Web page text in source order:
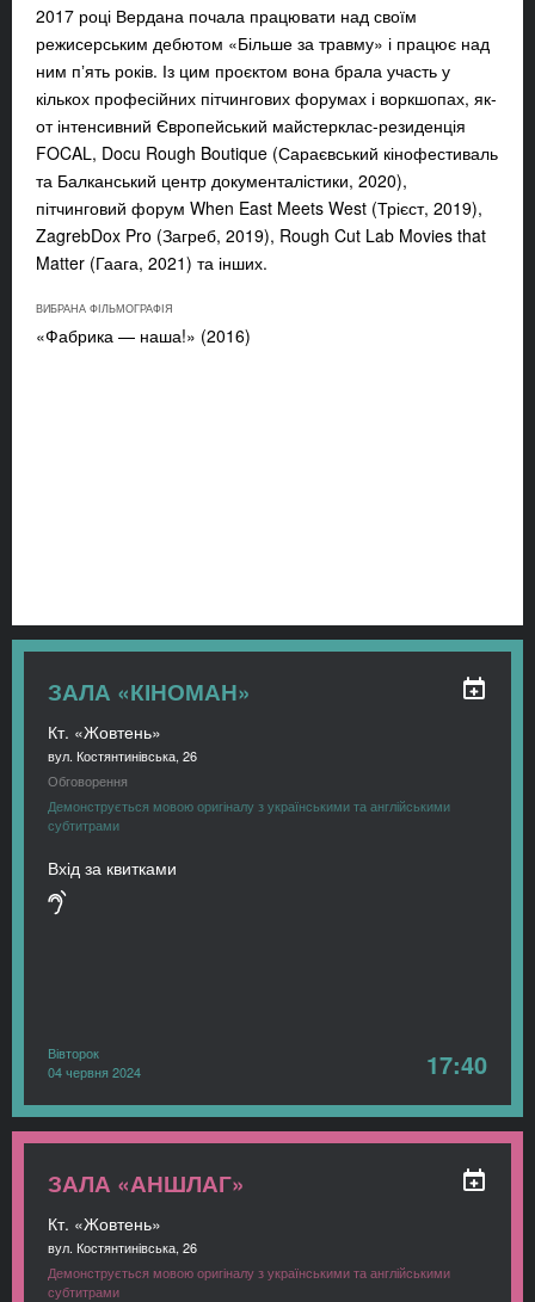
2017 році Вердана почала працювати над своїм
режисерським дебютом «Більше за травму» і працює над
ним пʼять років. Із цим проєктом вона брала участь у
кількох професійних пітчингових форумах і воркшопах, як-
от інтенсивний Європейський майстерклас-резиденція
FOCAL, Docu Rough Boutique (Сараєвський кінофестиваль
та Балканський центр документалістики, 2020),
пітчинговий форум When East Meets West (Трієст, 2019),
ZagrebDox Pro (Загреб, 2019), Rough Cut Lab Movies that
Matter (Гаага, 2021) та інших.
ВИБРАНА ФІЛЬМОГРАФІЯ
«Фабрика — наша!» (2016)
ЗАЛА «КІНОМАН»
Кт. «Жовтень»
вул. Костянтинівська, 26
Обговорення
Демонструється мовою оригіналу з українськими та англійськими
субтитрами
Вхід за квитками
Вівторок
04 червня 2024
17:40
ЗАЛА «АНШЛАГ»
Кт. «Жовтень»
вул. Костянтинівська, 26
Демонструється мовою оригіналу з українськими та англійськими
субтитрами